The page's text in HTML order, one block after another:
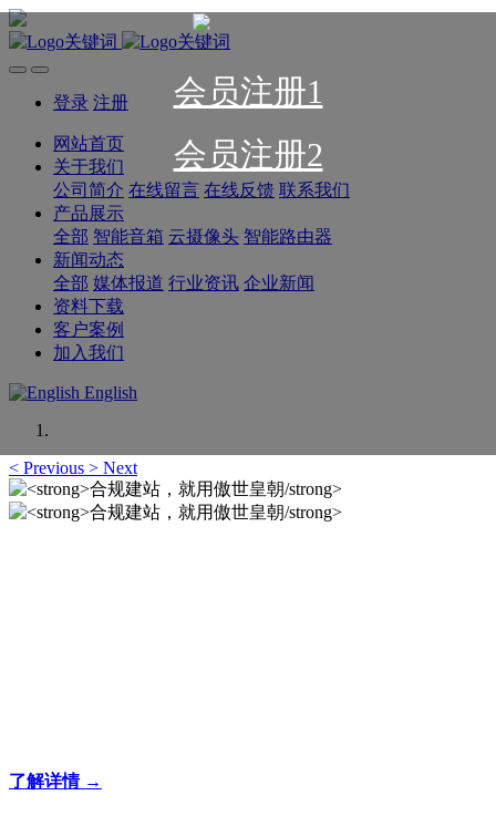
会员注册1
会员注册2
登录 注册
网站首页
关于我们
公司简介 在线留言 在线反馈 联系我们
产品展示
全部 智能音箱 云摄像头 智能路由器
新闻动态
全部 媒体报道 行业资讯 企业新闻
资料下载
客户案例
加入我们
English
< Previous > Next
了解详情 →